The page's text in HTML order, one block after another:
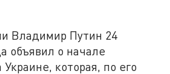
Владимир Путин 24
объявил о начале
которая, по его